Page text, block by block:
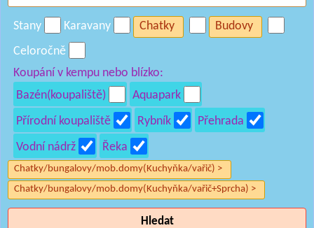
Stany Karavany Chatky
Budovy
Celoročně
Koupání v kempu nebo blízko:
Bazén(koupaliště)
Aquapark
Přírodní koupaliště
Rybník
Přehrada
Vodní nádrž
Řeka
Chatky/bungalovy/mob.domy(Kuchyňka/vařič) >
Chatky/bungalovy/mob.domy(Kuchyňka/vařič+Sprcha) >
Hledat